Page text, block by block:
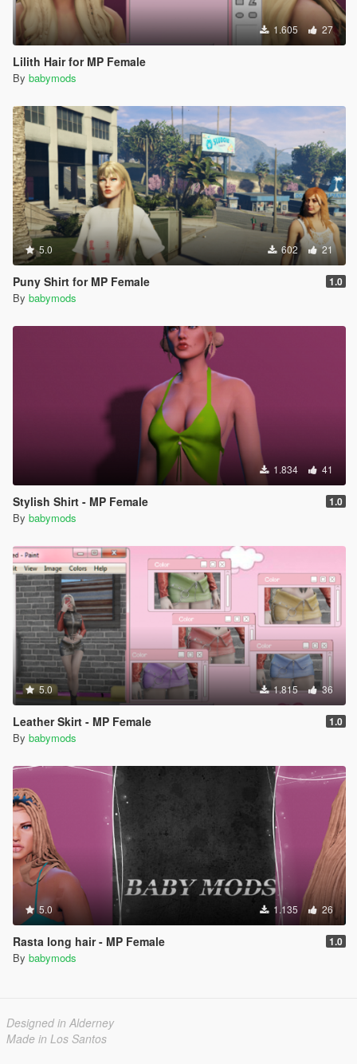
1.605 27
Lilith Hair for MP Female
By babymods
5.0 602 21
Puny Shirt for MP Female 1.0
By babymods
1.834 41
Stylish Shirt - MP Female 1.0
By babymods
5.0 1.815 36
Leather Skirt - MP Female 1.0
By babymods
5.0 1.135 26
Rasta long hair - MP Female 1.0
By babymods
Designed in Alderney
Made in Los Santos